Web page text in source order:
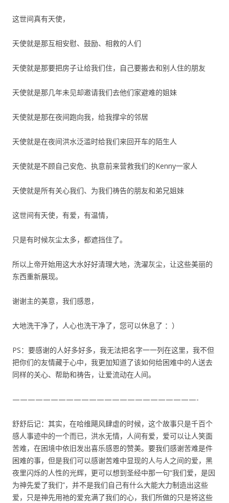
这世间真有天使，
天使就是那互相安慰、鼓励、相救的人们
天使就是那要把房子让给我们住，自己要搬去和别人住的朋友
天使就是那几年未见却邀请我们去他们家避难的姐妹
天使就是那在夜间跑向我，给我撑伞的邻居
天使就是在夜间洪水泛滥时给我们来回开车的陌生人
天使就是不顾自己安危、执意前来营救我们的Kenny一家人
天使就是所有关心我们、为我们祷告的朋友和弟兄姐妹
这世间有天使，有爱，有温情，
只是有时候灰尘太多，都遮挡住了。
所以上帝开始用这大水好好清理大地，洗濯灰尘，让这些美丽的
东西重新展现。
谢谢主的美意，我们感恩，
大地洗干净了，人心也洗干净了，您可以休息了 ：）
PS：要感谢的人好多好多，我无法把名字一一列在这里，我不但
把你们的友情藏于心中，我更加知道了该如何给困难中的人送去
同样的关心、帮助和祷告，让爱流动在人间。
————————————————————————-
舒舒后记：其实，在哈维飓风肆虐的时候，这个故事只是千百个
感人事迹中的一个而已，洪水无情，人间有爱，爱可以让人笑面
苦难，在困境中依旧发出喜乐感恩的赞美。要我们感谢苦难是件
困难的事，但是我们可以感谢苦难中显现的人与人之间的爱，黑
夜里闪烁的人性的光辉，更可以想到圣经中那一句“我们爱，是因
为神先爱了我们”，并不是我们自己有什么大能大力制造出这些
爱，只是神先用祂的爱充满了我们的心，我们所做的只是将这些